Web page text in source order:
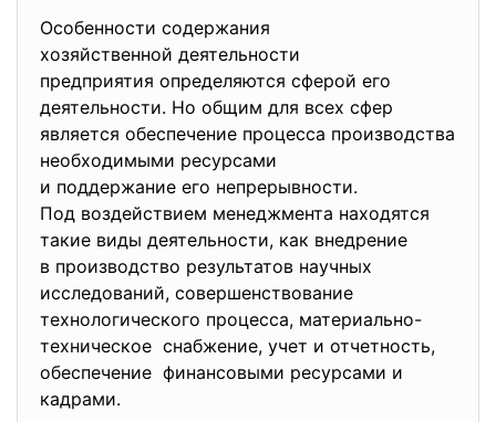
Особенности содержания
хозяйственной деятельности
предприятия определяются сферой его
деятельности. Но общим для всех сфер
является обеспечение процесса производства
необходимыми ресурсами
и поддержание его непрерывности.
Под воздействием менеджмента находятся
такие виды деятельности, как внедрение
в производство результатов научных
исследований, совершенствование
технологического процесса, материально-
техническое снабжение, учет и отчетность,
обеспечение финансовыми ресурсами и
кадрами.